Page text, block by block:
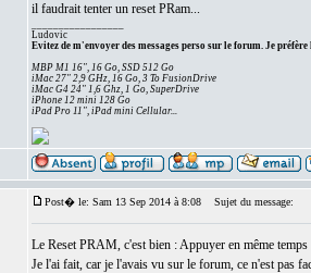
il faudrait tenter un reset PRam...
Ludovic
Evitez de m'envoyer des messages perso sur le forum. Je préfère
MBP M1 16", 16 Go, SSD 512 Go
iMac 27" 2,9 GHz, 16 Go, 3 To FusionDrive
iMac G4 24" 1,6 Ghz, 1 Go, SuperDrive
iPhone 12 mini 128 Go
iPad Pro 11", iPad mini Cellular...
Post� le: Sam 13 Sep 2014 à 8:08 Sujet du message:
Le Reset PRAM, c'est bien : Appuyer en même
Je l'ai fait, car je l'avais vu sur le forum, ce n'est pas